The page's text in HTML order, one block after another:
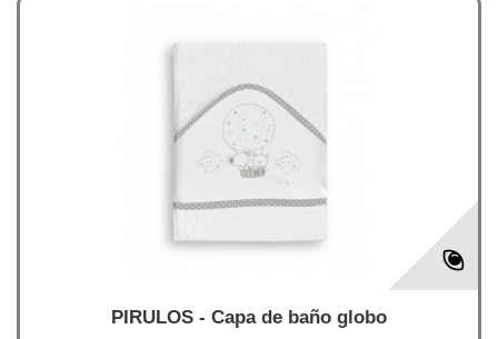
PIRULOS - Capa de baño globo